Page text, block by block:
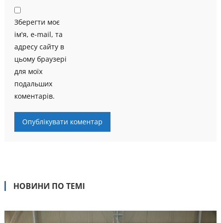
Зберегти моє
ім'я, e-mail, та
адресу сайту в
цьому браузері
для моїх
подальших
коментарів.
НОВИНИ ПО ТЕМІ